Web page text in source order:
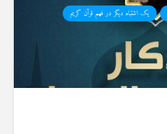
یک اشتباه دیگر در فهم قرآن کریم